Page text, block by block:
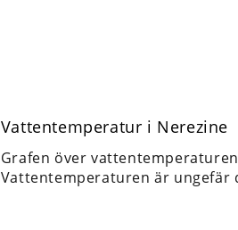
Vattentemperatur i Nerezine
Grafen över
Vattentemperaturen är ungefär